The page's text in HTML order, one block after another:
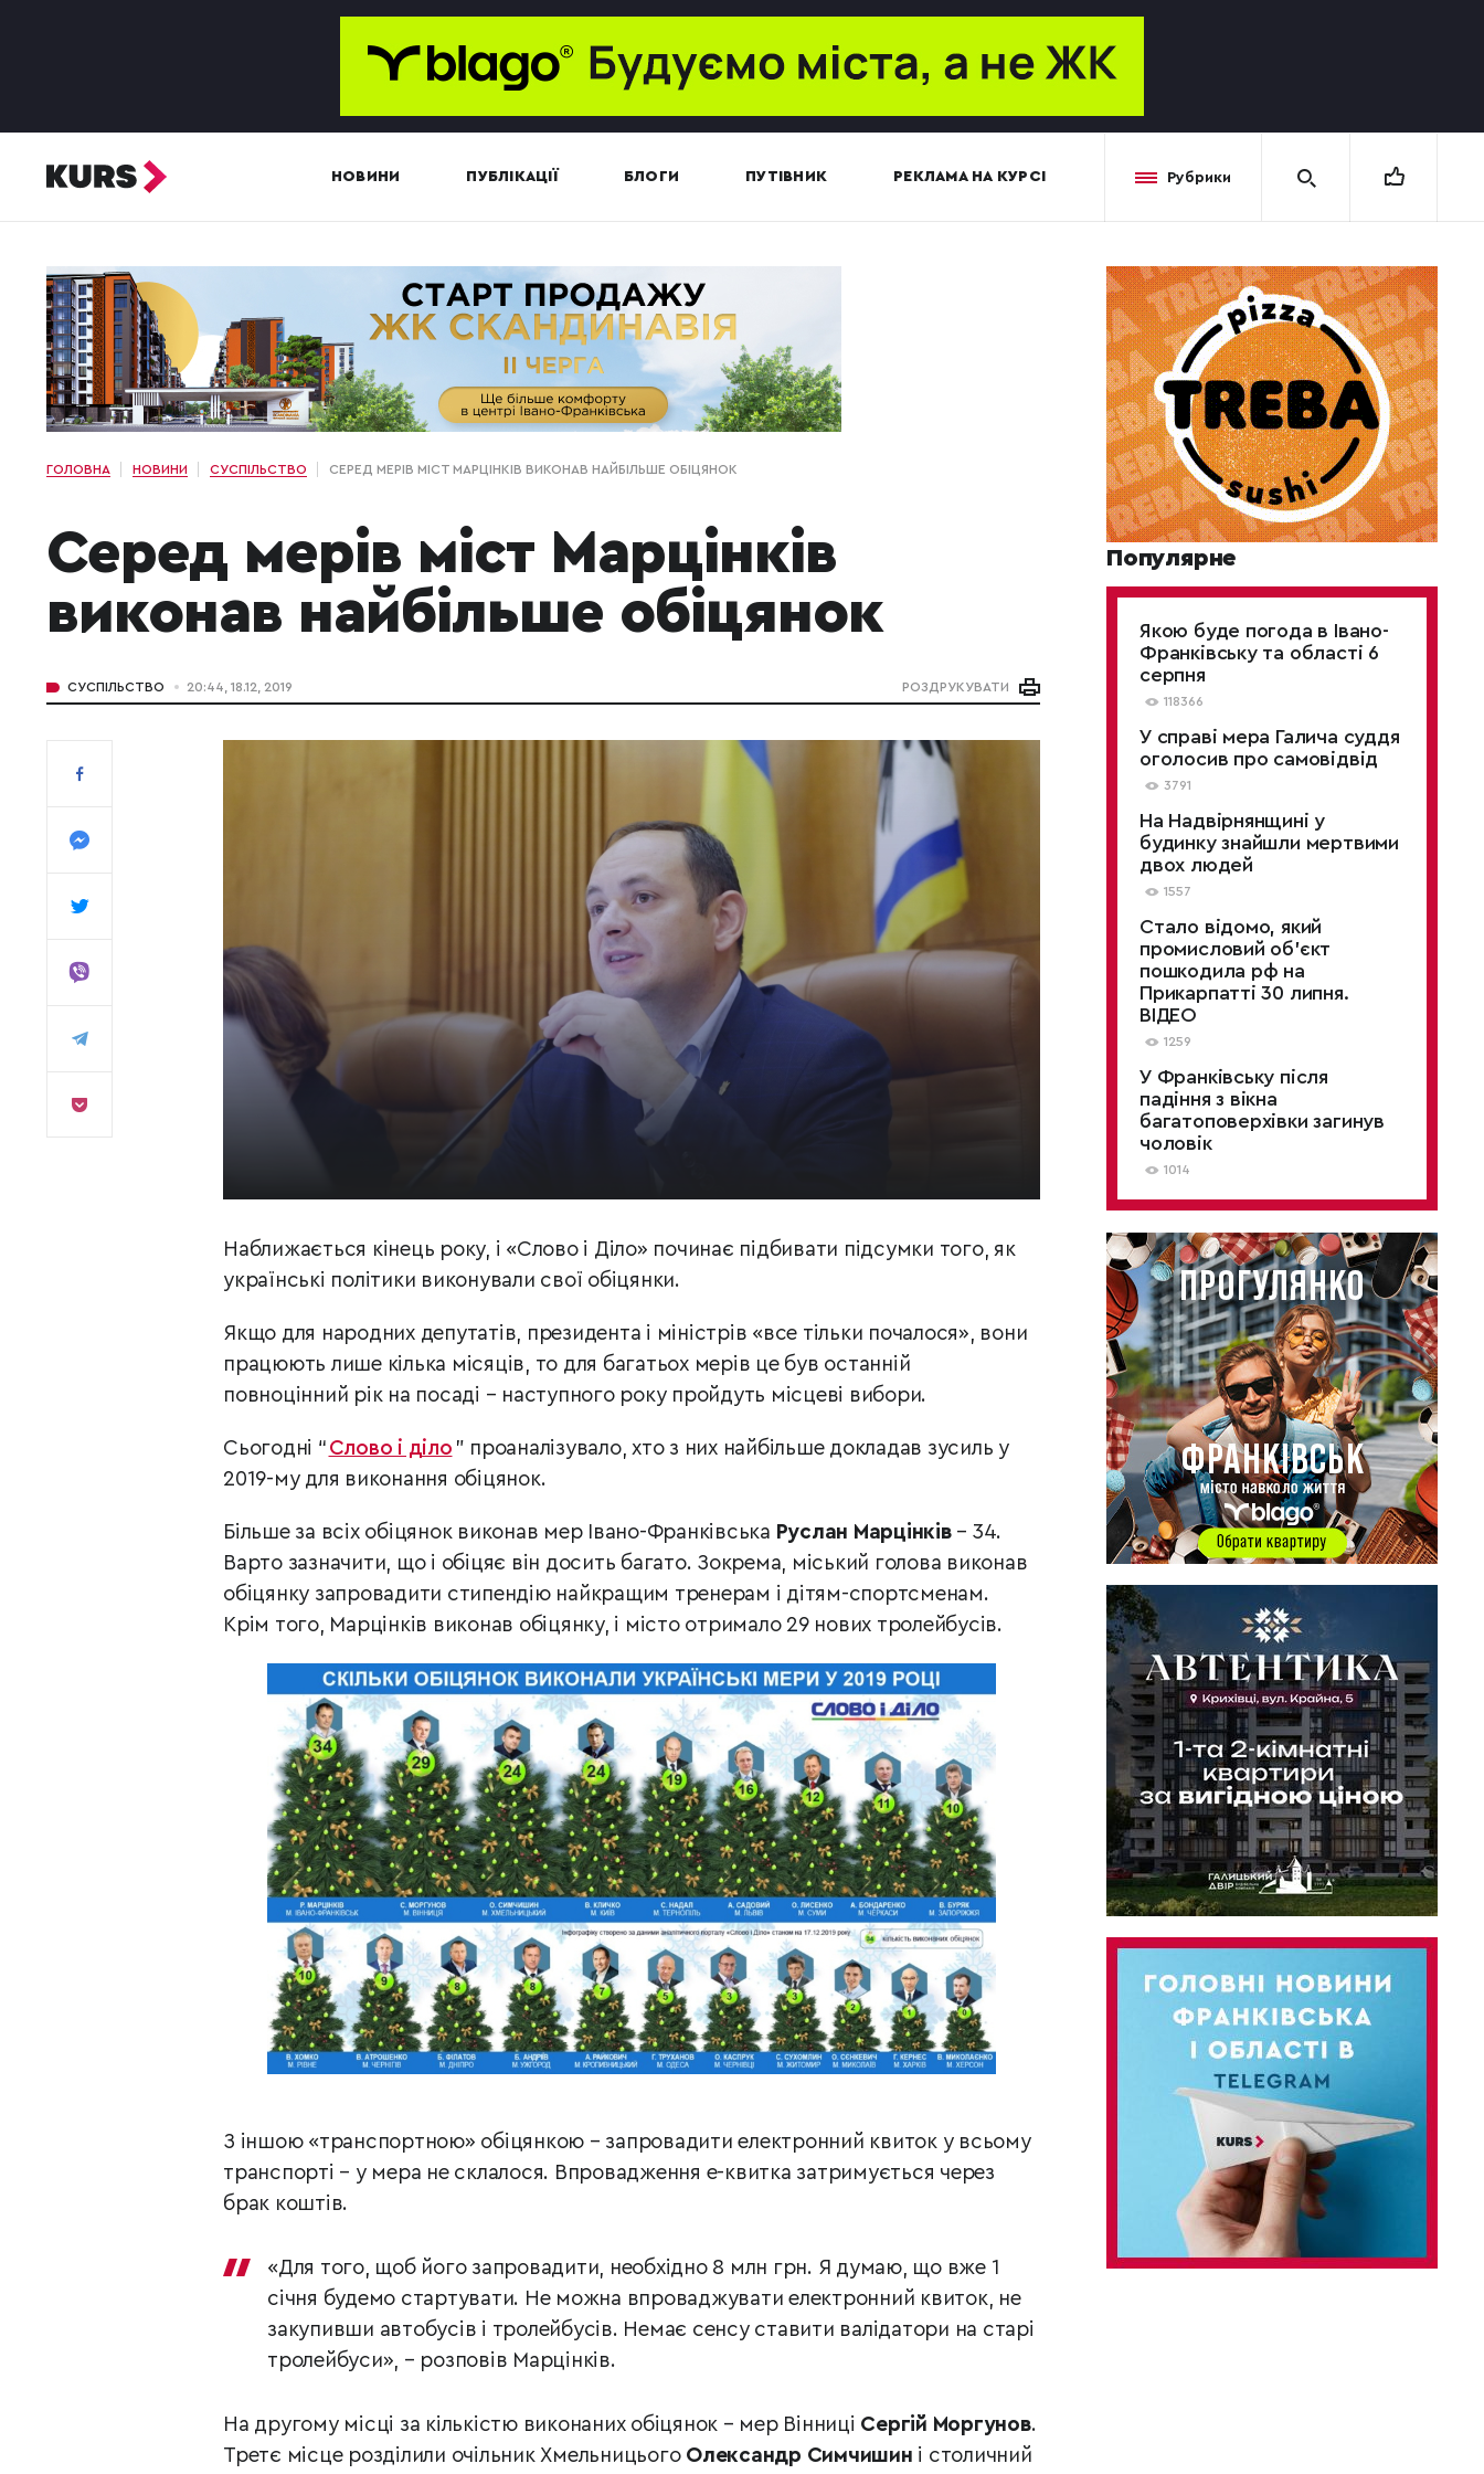
НОВИНИ ПУБЛІКАЦІЇ БЛОГИ ПУТІВНИК РЕКЛАМА НА КУРСІ Рубрики
ГОЛОВНА НОВИНИ СУСПІЛЬСТВО СЕРЕД МЕРІВ МІСТ МАРЦІНКІВ ВИКОНАВ НАЙБІЛЬШЕ ОБІЦЯНОК
Серед мерів міст Марцінків
виконав найбільше обіцянок
СУСПІЛЬСТВО 20:44, 18.12, 2019 РОЗДРУКУВАТИ
Наближається кінець року, і «Слово і Діло» починає підбивати підсумки того, як
українські політики виконували свої обіцянки.
Якщо для народних депутатів, президента і міністрів «все тільки почалося», вони
працюють лише кілька місяців, то для багатьох мерів це був останній
повноцінний рік на посаді – наступного року пройдуть місцеві вибори.
Сьогодні “ Слово і діло ” проаналізувало, хто з них найбільше докладав зусиль у
2019-му для виконання обіцянок.
Більше за всіх обіцянок виконав мер Івано-Франківська Руслан Марцінків– 34.
Варто зазначити, що і обіцяє він досить багато. Зокрема, міський голова виконав
обіцянку запровадити стипендію найкращим тренерам і дітям-спортсменам.
Крім того, Марцінків виконав обіцянку, і місто отримало 29 нових тролейбусів.
З іншою «транспортною» обіцянкою – запровадити електронний квиток у всьому
транспорті – у мера не склалося. Впровадження е-квитка затримується через
брак коштів.
«Для того, щоб його запровадити, необхідно 8 млн грн. Я думаю, що вже 1
січня будемо стартувати. Не можна впроваджувати електронний квиток, не
закупивши автобусів і тролейбусів. Немає сенсу ставити валідатори на старі
тролейбуси», – розповів Марцінків.
На другому місці за кількістю виконаних обіцянок – мер Вінниці Сергій Моргунов.
Третє місце розділили очільник Хмельницього Олександр Симчишин і столичний
Популярне
Якою буде погода в Івано-
Франківську та області 6
серпня
118366
У справі мера Галича суддя
оголосив про самовідвід
3791
На Надвірнянщині у
будинку знайшли мертвими
двох людей
1557
Стало відомо, який
промисловий об’єкт
пошкодила рф на
Прикарпатті 30 липня.
ВІДЕО
1259
У Франківську після
падіння з вікна
багатоповерхівки загинув
чоловік
1014